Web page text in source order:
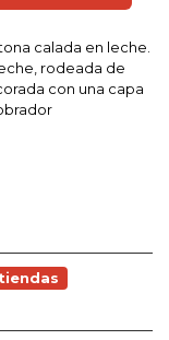
calada en leche.
rodeada de
con una capa